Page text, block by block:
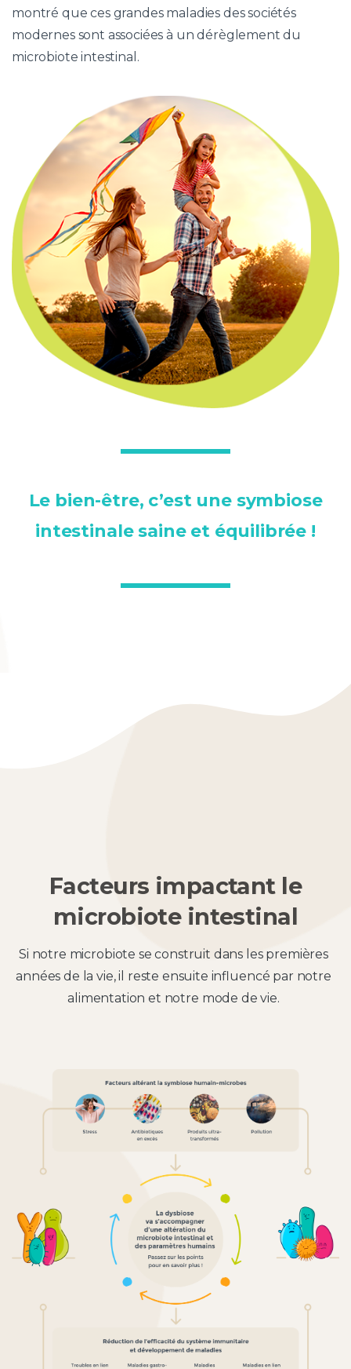
montré que ces grandes maladies des sociétés
modernes sont associées à un dérèglement du
microbiote intestinal.
Le bien-être, c’est une symbiose
intestinale saine et équilibrée !
Facteurs impactant le
microbiote intestinal
Si notre microbiote se construit dans les premières
années de la vie, il reste ensuite influencé par notre
alimentation et notre mode de vie.